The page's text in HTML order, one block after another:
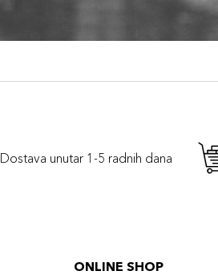
Dostava unutar 1-5 radnih dana
ONLINE SHOP